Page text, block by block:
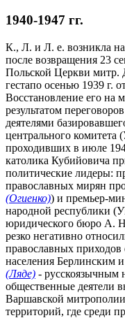
1940-1947 гг.
К., Л. и Л. е. возникла
после возвращения 23
Польской Церкви митр.
гестапо осенью 1939 г.
Восстановление его на
результатом
деятелями
центрального
проходивших в июле
католика Кубийовича
политические лидеры:
православных мирян
(Огиенко)) и премьер-
народной республики
юридического бюро А.
резко негативно
православных
населения Берлинским
(Ляде) -
общественные деятели
Варшавской
территорий, где среди